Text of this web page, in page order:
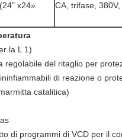
x24»
CA, trifase,
la L 1)
del ritaglio per
di reazione o
catalitica)
di programmi di VCD per il